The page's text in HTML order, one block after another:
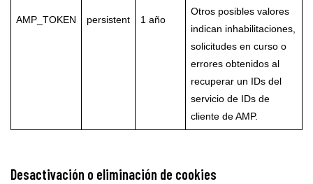
AMP_TOKEN persistent 1 año
Otros posibles valores
indican inhabilitaciones,
solicitudes en curso o
errores obtenidos al
recuperar un IDs del
servicio de IDs de
cliente de AMP.
Desactivación o eliminación de cookies